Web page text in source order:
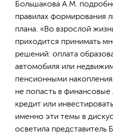
Большакова А.М.
правилах формирования
плана. «Во взрослой
приходится принимать
решений: оплата
автомобиля или
пенсионными
не попасть в финансовые
кредит или
именно эти темы в
осветила представитель